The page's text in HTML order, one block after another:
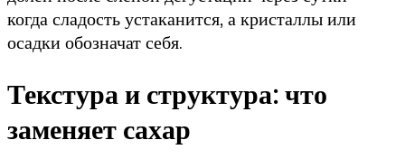
когда сладость устаканится, а кристаллы или
осадки обозначат себя.
Текстура и структура: что
заменяет сахар